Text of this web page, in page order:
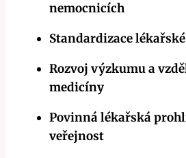
nemocnicích
Standardizace
Rozvoj výzkumu a
medicíny
Povinná lékařská
veřejnost